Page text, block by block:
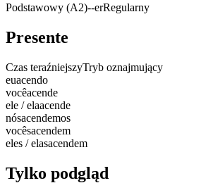
Podstawowy (A2)--erRegularny
Presente
Czas teraźniejszyTryb oznajmujący
euacendo
vocêacende
ele / elaacende
nósacendemos
vocêsacendem
eles / elasacendem
Tylko podgląd